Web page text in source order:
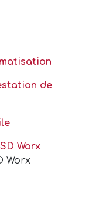
de
Worx
Worx